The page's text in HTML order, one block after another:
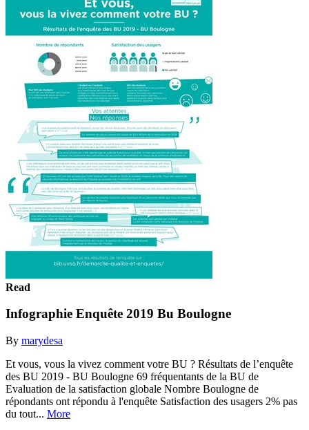
Read
Infographie Enquête 2019 Bu Boulogne
By marydesa
Et vous, vous la vivez comment votre BU ? Résultats de l’enquête
des BU 2019 - BU Boulogne 69 fréquentants de la BU de
Evaluation de la satisfaction globale Nombre Boulogne de
répondants ont répondu à l'enquête Satisfaction des usagers 2% pas
du tout... More